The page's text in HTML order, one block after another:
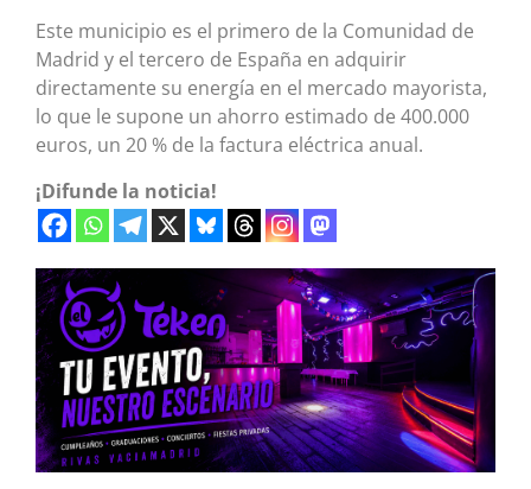
Este municipio es el primero de la Comunidad de
Madrid y el tercero de España en adquirir
directamente su energía en el mercado mayorista,
lo que le supone un ahorro estimado de 400.000
euros, un 20 % de la factura eléctrica anual.
¡Difunde la noticia!